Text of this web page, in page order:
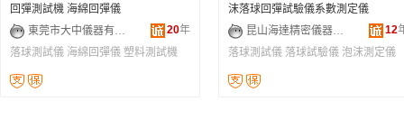
回彈測試機 海綿回彈儀
東莞市大中儀器有限公司
20年
落球測試儀 海綿回彈儀 塑料測試機
沫落球回彈試驗儀系數測定儀
昆山海達精密儀器有限公司
12
落球測試儀 落球試驗儀 泡沫測定儀